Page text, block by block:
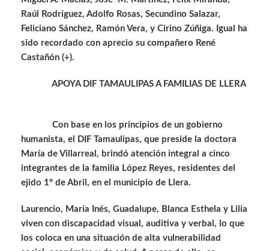
Raúl Rodríguez, Adolfo Rosas, Secundino Salazar,
Feliciano Sánchez, Ramón Vera, y Cirino Zúñiga. Igual ha
sido recordado con aprecio su compañero René
Castañón (+).
APOYA DIF TAMAULIPAS A FAMILIAS DE LLERA
Con base en los principios de un gobierno
humanista, el DIF Tamaulipas, que preside la doctora
María de Villarreal, brindó atención integral a cinco
integrantes de la familia López Reyes, residentes del
ejido 1° de Abril, en el municipio de Llera.
Laurencio, María Inés, Guadalupe, Blanca Esthela y Lilia
viven con discapacidad visual, auditiva y verbal, lo que
los coloca en una situación de alta vulnerabilidad